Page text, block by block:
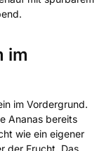
im
im Vordergrund.
Ananas bereits
wie ein eigener
der Frucht. Das